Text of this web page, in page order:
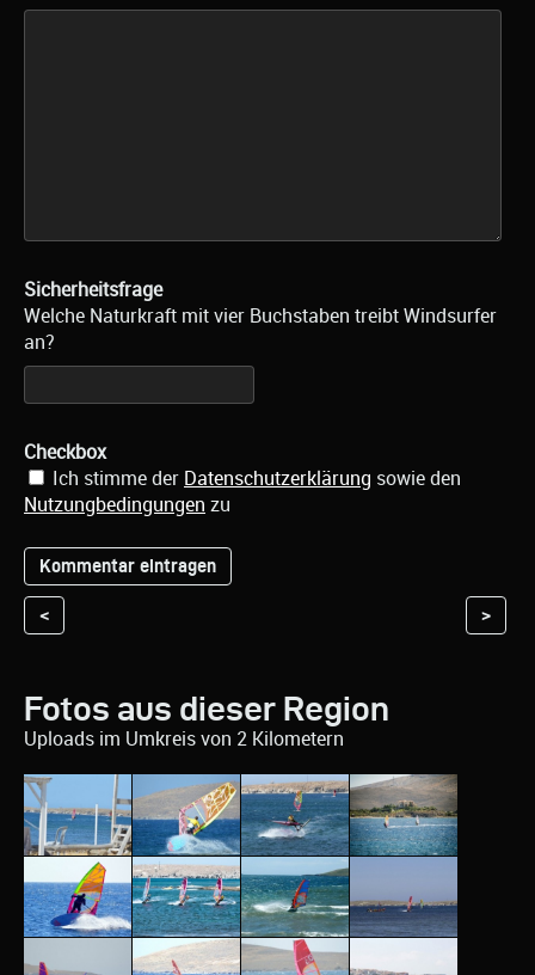
Sicherheitsfrage
Welche Naturkraft mit vier Buchstaben treibt Windsurfer
an?
Checkbox
Ich stimme der Datenschutzerklärung sowie den
Nutzungbedingungen zu
< >
Fotos aus dieser Region
Uploads im Umkreis von 2 Kilometern